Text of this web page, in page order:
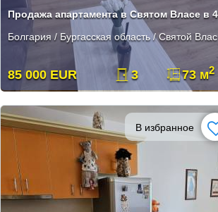
Болгария / Бургасская область / Святой Влас
85 000 EUR 3 73 м2
В избранное